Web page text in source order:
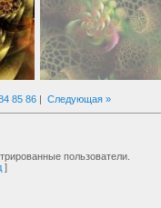
85 86 | Следующая »
пользователи.
]